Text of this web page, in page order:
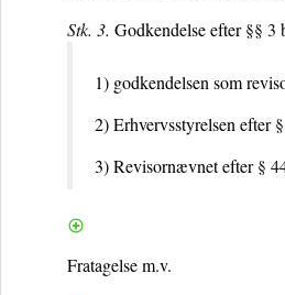
Stk. 3. Godkendelse efter§§ 3
1) godkendelsen som
2) Erhvervsstyrelsen efter
3) Revisornævnet efter§
Fratagelse m.v.